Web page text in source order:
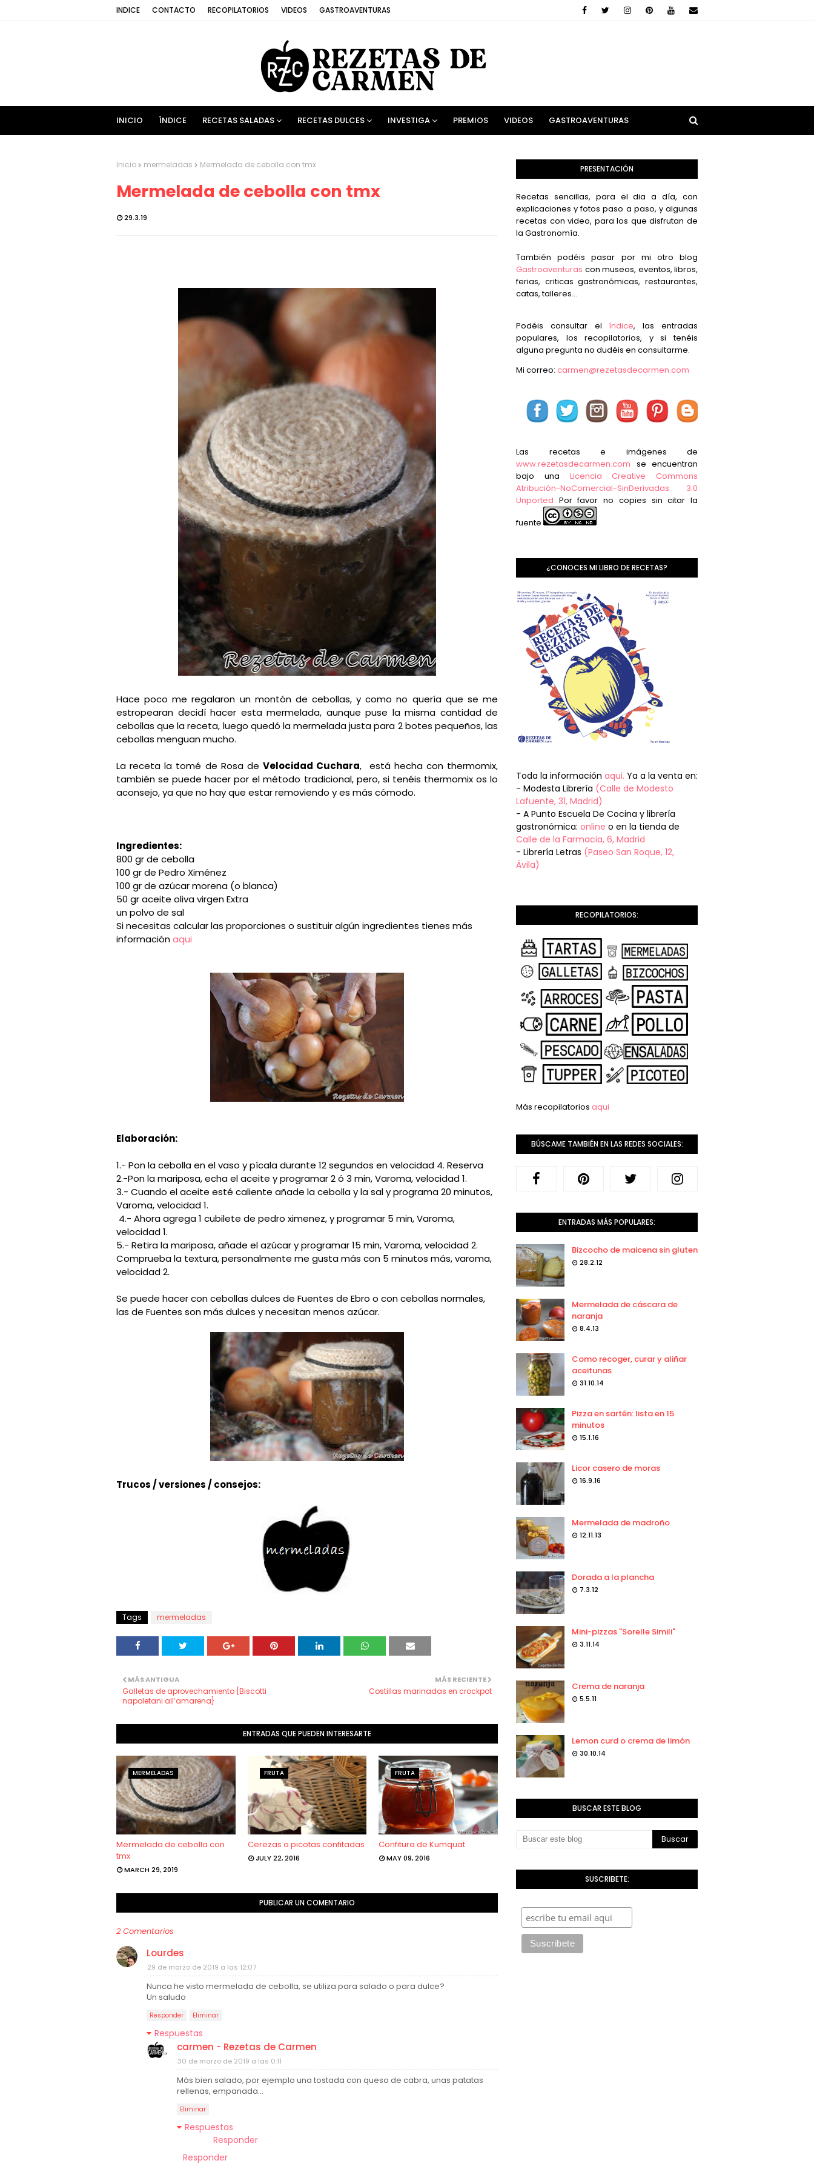
INDICE CONTACTO RECOPILATORIOS VIDEOS GASTROAVENTURAS
INICIO ÍNDICE RECETAS SALADAS RECETAS DULCES INVESTIGA PREMIOS VIDEOS GASTROAVENTURAS
Inicio mermeladas Mermelada de cebolla con tmx
Mermelada de cebolla con tmx
29.3.19
Hace poco me regalaron un montón de cebollas, y como no quería que se me
estropearan decidí hacer esta mermelada, aunque puse la misma cantidad de
cebollas que la receta, luego quedó la mermelada justa para 2 botes pequeños, las
cebollas menguan mucho.
La receta la tomé de Rosa deVelocidad Cuchara, está hecha con thermomix,
también se puede hacer por el método tradicional, pero, si tenéis thermomix os lo
aconsejo, ya que no hay que estar removiendo y es más cómodo.
Ingredientes:
800 gr de cebolla
100 gr de Pedro Ximénez
100 gr de azúcar morena (o blanca)
50 gr aceite oliva virgen Extra
un polvo de sal
Si necesitas calcular las proporciones o sustituir algún ingredientes tienes más
informaciónaqui
Elaboración:
1.- Pon la cebolla en el vaso y pícala durante 12 segundos en velocidad 4. Reserva
2.-Pon la mariposa, echa el aceite y programar 2 ó 3 min, Varoma, velocidad 1.
3.- Cuando el aceite esté caliente añade la cebolla y la sal y programa 20 minutos,
Varoma, velocidad 1.
4.- Ahora agrega 1 cubilete de pedro ximenez, y programar 5 min, Varoma,
velocidad 1.
5.- Retira la mariposa, añade el azúcar y programar 15 min, Varoma, velocidad 2.
Comprueba la textura, personalmente me gusta más con 5 minutos más, varoma,
velocidad 2.
Se puede hacer con cebollas dulces de Fuentes de Ebro o con cebollas normales,
las de Fuentes son más dulces y necesitan menos azúcar.
Trucos / versiones / consejos:
Tags mermeladas
MÁS RECIENTE
Costillas marinadas en crockpot
MÁS ANTIGUA
Galletas de aprovechamiento {Biscotti
napoletani all’amarena}
ENTRADAS QUE PUEDEN INTERESARTE
MERMELADAS
Mermelada de cebolla con
tmx
MARCH 29, 2019
FRUTA
Cerezas o picotas confitadas
JULY 22, 2016
FRUTA
Confitura de Kumquat
MAY 09, 2016
PUBLICAR UN COMENTARIO
2 Comentarios
Lourdes
29 de marzo de 2019 a las 12:07
Nunca he visto mermelada de cebolla, se utiliza para salado o para dulce?
Un saludo
Responder Eliminar
Respuestas
carmen - Rezetas de Carmen
30 de marzo de 2019 a las 0:11
Más bien salado, por ejemplo una tostada con queso de cabra, unas patatas
rellenas, empanada...
Eliminar
Respuestas
Responder
Responder
PRESENTACIÓN
Recetas sencillas, para el dia a día, con
explicaciones y fotos paso a paso, y algunas
recetas con video, para los que disfrutan de
la Gastronomía.
También podéis pasar por mi otro blog
Gastroaventuras con museos, eventos, libros,
ferias, criticas gastronómicas, restaurantes,
catas, talleres...
Podéis consultar el índice, las entradas
populares, los recopilatorios, y si tenéis
alguna pregunta no dudéis en consultarme.
Mi correo: carmen@rezetasdecarmen.com
Las recetas e imágenes de
www.rezetasdecarmen.com se encuentran
bajo una Licencia Creative Commons
Atribución-NoComercial-SinDerivadas 3.0
Unported Por favor no copies sin citar la
fuente
¿CONOCES MI LIBRO DE RECETAS?
Toda la información aqui. Ya a la venta en:
- Modesta Librería (Calle de Modesto
Lafuente, 31, Madrid)
- A Punto Escuela De Cocina y librería
gastronómica: online o en la tienda de
Calle de la Farmacia, 6, Madrid
- Librería Letras (Paseo San Roque, 12,
Ávila)
RECOPILATORIOS:
Más recopilatorios aqui
BÚSCAME TAMBIÉN EN LAS REDES SOCIALES:
ENTRADAS MÁS POPULARES:
Bizcocho de maicena sin gluten
28.2.12
Mermelada de cáscara de
naranja
8.4.13
Como recoger, curar y aliñar
aceitunas
31.10.14
Pizza en sartén: lista en 15
minutos
15.1.16
Licor casero de moras
16.9.16
Mermelada de madroño
12.11.13
Dorada a la plancha
7.3.12
Mini-pizzas "Sorelle Simili"
3.11.14
Crema de naranja
5.5.11
Lemon curd o crema de limón
30.10.14
BUSCAR ESTE BLOG
SUSCRIBETE: